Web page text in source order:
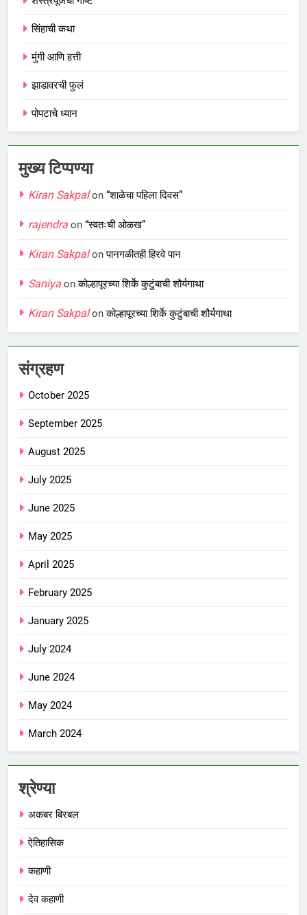
सिंहाची कथा
मुंगी आणि हत्ती
झाडावरची फुलं
पोपटाचे ध्यान
मुख्य टिप्पण्या
Kiran Sakpalon “शाळेचा पहिला दिवस”
rajendra on “स्वतःची ओळख”
Kiran Sakpalonपानगळीतही हिरवे पान
Saniya onकोल्हापूरच्या शिर्के कुटुंबाची शौर्यगाथा
Kiran Sakpalonकोल्हापूरच्या शिर्के कुटुंबाची शौर्यगाथा
संग्रहण
October 2025
September 2025
August 2025
July 2025
June 2025
May 2025
April 2025
February 2025
January 2025
July 2024
June 2024
May 2024
March 2024
श्रेण्या
अकबर बिरबल
ऐतिहासिक
कहाणी
देव कहाणी